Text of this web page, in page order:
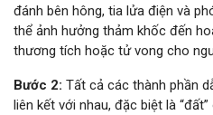
đánh bên hông, tia lửa điện và
thể ảnh hưởng thảm khốc đến
thương tích hoặc tử vong cho
Bước 2: Tất cả các thành phần
liên kết với nhau, đặc biệt là